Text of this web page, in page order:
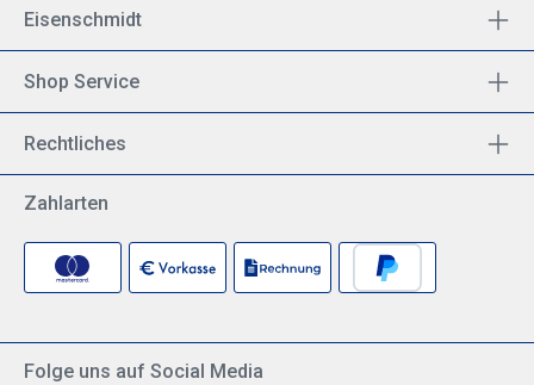
Eisenschmidt
Shop Service
Rechtliches
Zahlarten
Folge uns auf Social Media